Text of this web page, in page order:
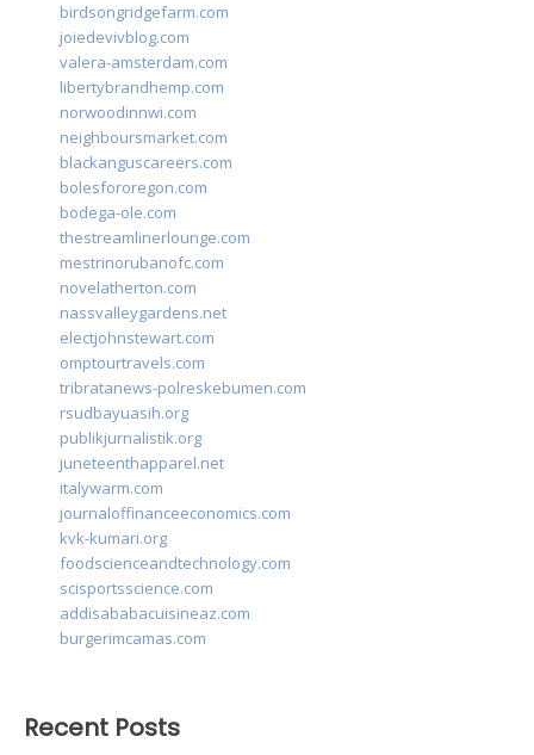
birdsongridgefarm.com
joiedevivblog.com
valera-amsterdam.com
libertybrandhemp.com
norwoodinnwi.com
neighboursmarket.com
blackanguscareers.com
bolesfororegon.com
bodega-ole.com
thestreamlinerlounge.com
mestrinorubanofc.com
novelatherton.com
nassvalleygardens.net
electjohnstewart.com
omptourtravels.com
tribratanews-polreskebumen.com
rsudbayuasih.org
publikjurnalistik.org
juneteenthapparel.net
italywarm.com
journaloffinanceeconomics.com
kvk-kumari.org
foodscienceandtechnology.com
scisportsscience.com
addisababacuisineaz.com
burgerimcamas.com
Recent Posts